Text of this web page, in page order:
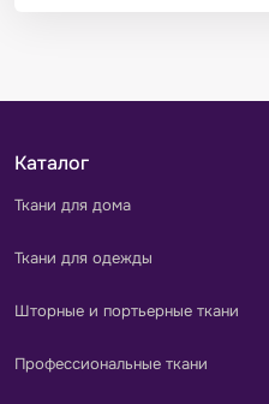
Каталог
Ткани для дома
Ткани для одежды
Шторные и портьерные ткани
Профессиональные ткани